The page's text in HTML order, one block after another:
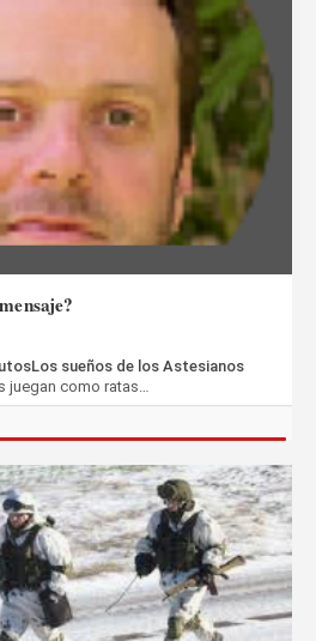
sueños de los Astesianos
juegan como ratas…